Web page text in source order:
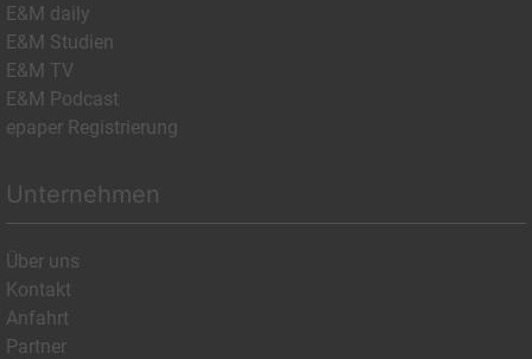
E&M daily
E&M Studien
E&M TV
E&M Podcast
epaper Registrierung
Unternehmen
Über uns
Kontakt
Anfahrt
Partner